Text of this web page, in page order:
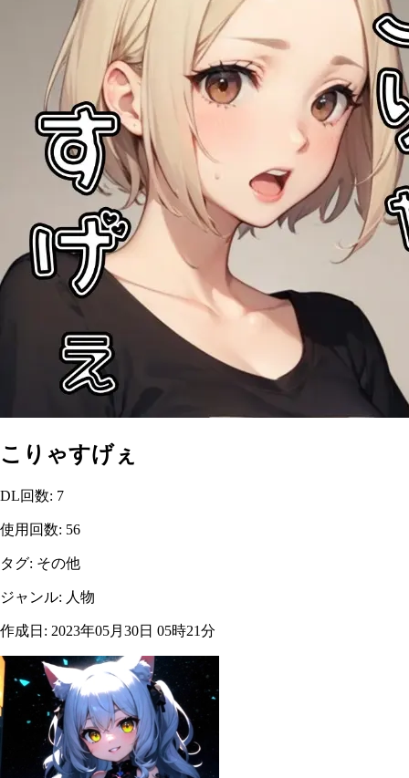
こりゃすげぇ
DL回数: 7
使用回数: 56
タグ: その他
ジャンル: 人物
作成日 : 2023年05月30日 05時21分